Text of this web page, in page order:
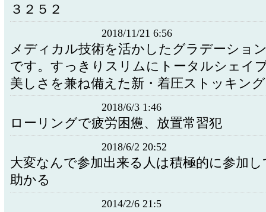
３２５２
2018/11/21 6:56
メディカル技術を活かしたグラデーショ
です。すっきりスリムにトータルシェイ
美しさを兼ね備えた新・着圧ストッキン
2018/6/3 1:46
ローリングで疲労困憊、放置常習犯
2018/6/2 20:52
大変なんで参加出来る人は積極的に参加
助かる
2014/2/6 21:5